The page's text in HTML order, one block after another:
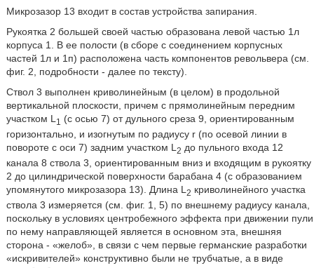
Микрозазор 13 входит в состав устройства запирания.
Рукоятка 2 большей своей частью образована левой частью 1л
корпуса 1. В ее полости (в сборе с соединением корпусных
частей 1л и 1п) расположена часть компонентов револьвера (см.
фиг. 2, подробности - далее по тексту).
Ствол 3 выполнен криволинейным (в целом) в продольной
вертикальной плоскости, причем с прямолинейным передним
участком L 1
(с осью 7) от дульного среза 9, ориентированным
горизонтально, и изогнутым по радиусу r (по осевой линии в
повороте с оси 7) задним участком L 2 до пульного входа 12
канала 8 ствола 3, ориентированным вниз и входящим в рукоятку
2 до цилиндрической поверхности барабана 4 (с образованием
упомянутого микрозазора 13). Длина L 2 криволинейного участка
ствола 3 измеряется (см. фиг. 1, 5) по внешнему радиусу канала,
поскольку в условиях центробежного эффекта при движении пули
по нему направляющей является в основном эта, внешняя
сторона - «желоб», в связи с чем первые германские разработки
«искривителей» конструктивно были не трубчатые, а в виде